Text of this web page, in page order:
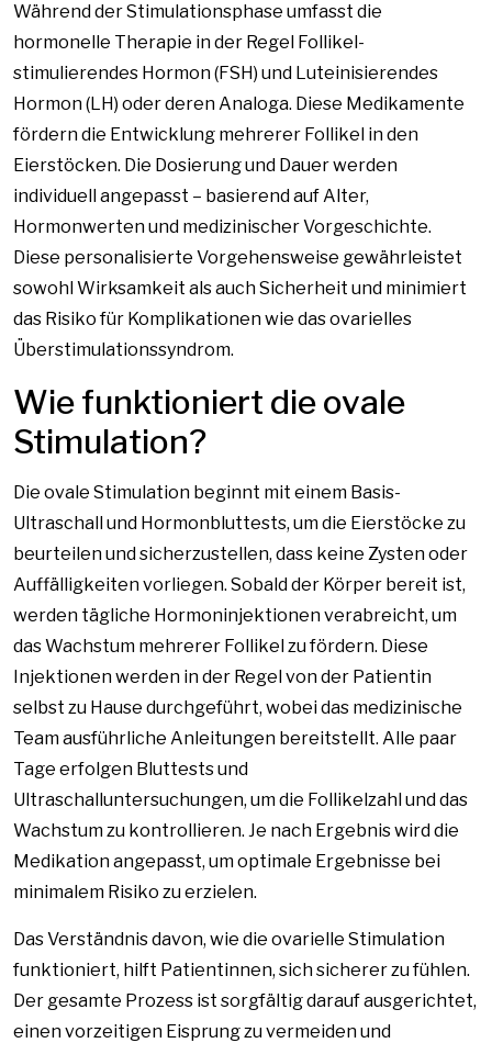
Während der Stimulationsphase umfasst die
hormonelle Therapie in der Regel Follikel-
stimulierendes Hormon (FSH) und Luteinisierendes
Hormon (LH) oder deren Analoga. Diese Medikamente
fördern die Entwicklung mehrerer Follikel in den
Eierstöcken. Die Dosierung und Dauer werden
individuell angepasst – basierend auf Alter,
Hormonwerten und medizinischer Vorgeschichte.
Diese personalisierte Vorgehensweise gewährleistet
sowohl Wirksamkeit als auch Sicherheit und minimiert
das Risiko für Komplikationen wie das ovarielles
Überstimulationssyndrom.
Wie funktioniert die ovale
Stimulation?
Die ovale Stimulation beginnt mit einem Basis-
Ultraschall und Hormonbluttests, um die Eierstöcke zu
beurteilen und sicherzustellen, dass keine Zysten oder
Auffälligkeiten vorliegen. Sobald der Körper bereit ist,
werden tägliche Hormoninjektionen verabreicht, um
das Wachstum mehrerer Follikel zu fördern. Diese
Injektionen werden in der Regel von der Patientin
selbst zu Hause durchgeführt, wobei das medizinische
Team ausführliche Anleitungen bereitstellt. Alle paar
Tage erfolgen Bluttests und
Ultraschalluntersuchungen, um die Follikelzahl und das
Wachstum zu kontrollieren. Je nach Ergebnis wird die
Medikation angepasst, um optimale Ergebnisse bei
minimalem Risiko zu erzielen.
Das Verständnis davon, wie die ovarielle Stimulation
funktioniert, hilft Patientinnen, sich sicherer zu fühlen.
Der gesamte Prozess ist sorgfältig darauf ausgerichtet,
einen vorzeitigen Eisprung zu vermeiden und